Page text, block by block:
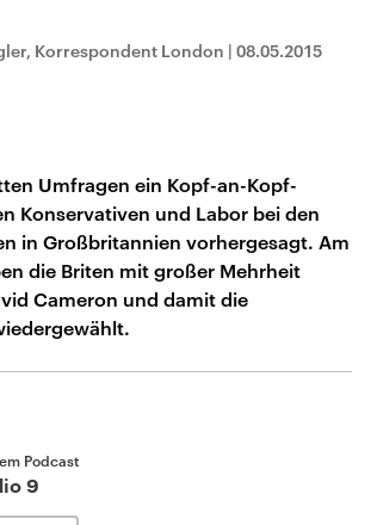
Korrespondent London | 08.05.2015
Umfragen ein Kopf-an-Kopf-
Konservativen und Labor bei den
in Großbritannien vorhergesagt. Am
die Briten mit großer Mehrheit
Cameron und damit die
Podcast
9